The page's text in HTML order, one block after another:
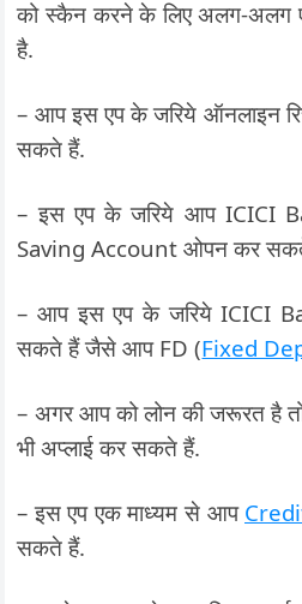
को स्कैन करने के लिए अलग-अलग
है.
– आप इस एप के जरिये ऑनलाइन
सकते हैं.
– इस एप के जरिये आप ICICI
Saving Account ओपन कर
– आप इस एप के जरिये ICICI
सकते हैं जैसे आप FD (Fixed
– अगर आप को लोन की जरूरत है
भी अप्लाई कर सकते हैं.
– इस एप एक माध्यम से आप
सकते हैं.